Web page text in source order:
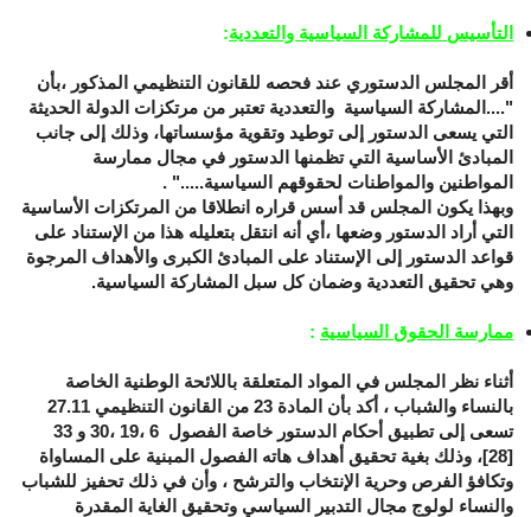
التأسيس للمشاركة السياسية والتعددية:
أقر المجلس الدستوري عند فحصه للقانون التنظيمي المذكور ،بأن
"....المشاركة السياسية والتعددية تعتبر من مرتكزات الدولة الحديثة
التي يسعى الدستور إلى توطيد وتقوية مؤسساتها، وذلك إلى جانب
المبادئ الأساسية التي تظمنها الدستور في مجال ممارسة
المواطنين والمواطنات لحقوقهم السياسية....." .
وبهذا يكون المجلس قد أسس قراره انطلاقا من المرتكزات الأساسية
التي أراد الدستور وضعها ،أي أنه انتقل بتعليله هذا من الإستناد على
قواعد الدستور إلى الإستناد على المبادئ الكبرى والأهداف المرجوة
وهي تحقيق التعددية وضمان كل سبل المشاركة السياسية.
ممارسة الحقوق السياسية :
أثناء نظر المجلس في المواد المتعلقة باللائحة الوطنية الخاصة
بالنساء والشباب ، أكد بأن المادة 23 من القانون التنظيمي 27.11
تسعى إلى تطبيق أحكام الدستور خاصة الفصول 6 ،19 ،30 و 33
[28]، وذلك بغية تحقيق أهداف هاته الفصول المبنية على المساواة
وتكافؤ الفرص وحرية الإنتخاب والترشح ، وأن في ذلك تحفيز للشباب
والنساء لولوج مجال التدبير السياسي وتحقيق الغاية المقدرة